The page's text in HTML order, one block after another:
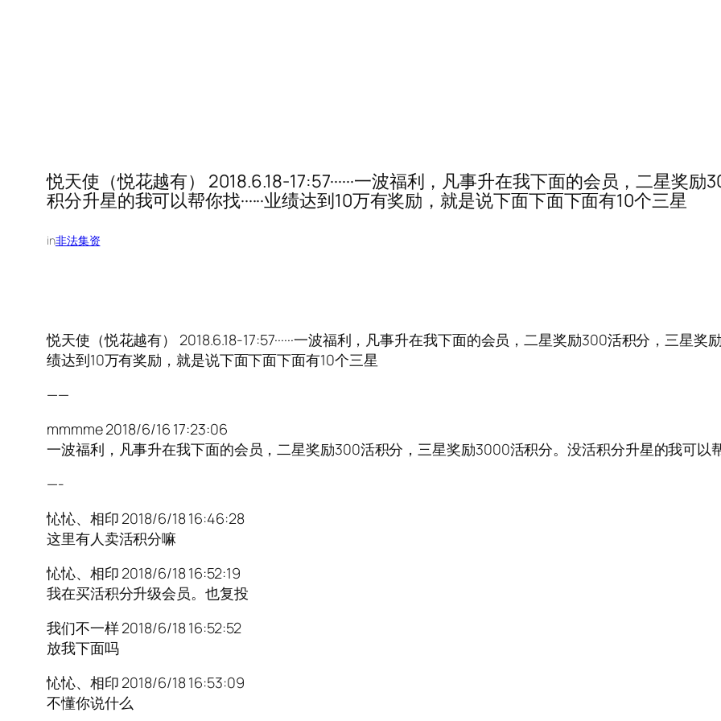
悦天使（悦花越有） 2018.6.18-17:57······一波福利，凡事升在我下面的会员，二星奖
积分升星的我可以帮你找······业绩达到10万有奖励，就是说下面下面下面有10个三星
in非法集资
悦天使（悦花越有） 2018.6.18-17:57······一波福利，凡事升在我下面的会员，二星奖励300活积分，三星奖
绩达到10万有奖励，就是说下面下面下面有10个三星
——
mmmme 2018/6/16 17:23:06
一波福利，凡事升在我下面的会员，二星奖励300活积分，三星奖励3000活积分。没活积分升星的我可以
—-
㤈㤈、相印 2018/6/18 16:46:28
这里有人卖活积分嘛
㤈㤈、相印 2018/6/18 16:52:19
我在买活积分升级会员。也复投
我们不一样 2018/6/18 16:52:52
放我下面吗
㤈㤈、相印 2018/6/18 16:53:09
不懂你说什么